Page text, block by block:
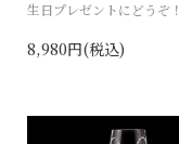
生日プレゼントにどうぞ！
8,980円(税込)